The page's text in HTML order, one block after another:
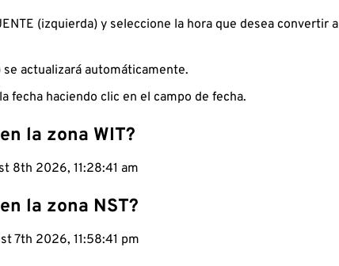
(izquierda) y seleccione la hora que desea convertir a
se actualizará automáticamente.
fecha haciendo clic en el campo de fecha.
la zona WIT?
8th 2026, 11:28:42 am
la zona NST?
7th 2026, 11:58:42 pm